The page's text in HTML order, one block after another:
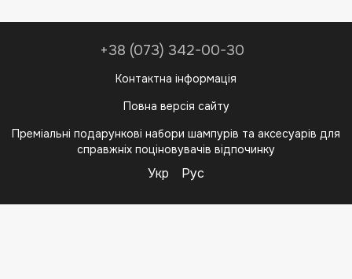
+38 (073) 342-00-30
Контактна інформація
Повна версія сайту
Преміальні подарункові набори шампурів та аксесуарів для
справжніх поціновувачів відпочинку
Укр Рус